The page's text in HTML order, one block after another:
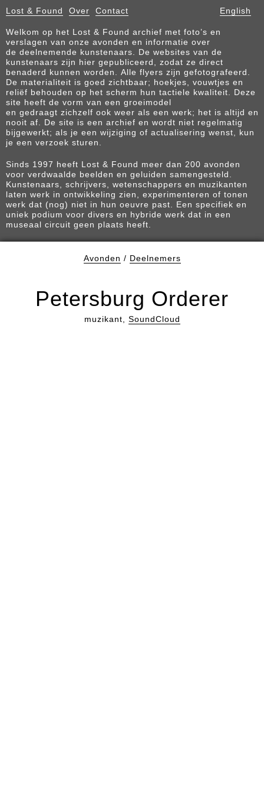
Lost & Found Over Contact English
Welkom op het Lost & Found archief met foto’s en
verslagen van onze avonden en informatie over
de deelnemende kunstenaars. De websites van de
kunstenaars zijn hier gepubliceerd, zodat ze direct
benaderd kunnen worden. Alle flyers zijn gefotografeerd.
De materialiteit is goed zichtbaar; hoekjes, vouwtjes en
reliëf behouden op het scherm hun tactiele kwaliteit. Deze
site heeft de vorm van een groeimodel
en gedraagt zichzelf ook weer als een werk; het is altijd en
nooit af. De site is een archief en wordt niet regelmatig
bijgewerkt; als je een wijziging of actualisering wenst, kun
je een verzoek sturen.
Sinds 1997 heeft Lost & Found meer dan 200 avonden
voor verdwaalde beelden en geluiden samengesteld.
Kunstenaars, schrijvers, wetenschappers en muzikanten
laten werk in ontwikkeling zien, experimenteren of tonen
werk dat (nog) niet in hun oeuvre past. Een specifiek en
uniek podium voor divers en hybride werk dat in een
museaal circuit geen plaats heeft.
Avonden / Deelnemers
Petersburg Orderer
muzikant, SoundCloud